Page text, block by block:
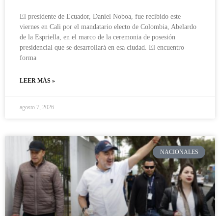
El presidente de Ecuador, Daniel Noboa, fue recibido este
viernes en Cali por el mandatario electo de Colombia, Abelardo
de la Espriella, en el marco de la ceremonia de posesión
presidencial que se desarrollará en esa ciudad. El encuentro
forma
LEER MÁS »
agosto 7, 2026
NACIONALES